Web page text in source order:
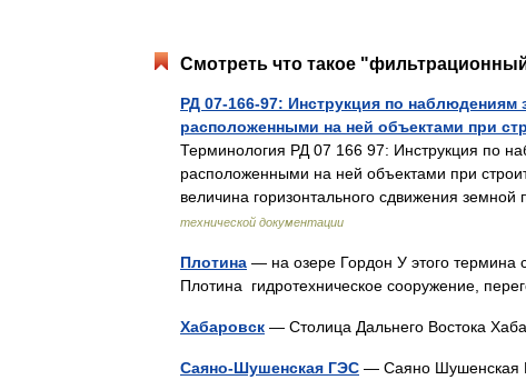
Смотреть что такое
РД 07-166-97: Инструкция по
расположенными на ней объектами при
Терминология РД 07 166 97: Инструкция по
расположенными на ней объектами при
величина горизонтального сдвижения
технической документации
Плотина — на озере Гордон У этого термина
Плотина гидротехническое сооружение,
Хабаровск — Столица Дальнего Востока
Саяно-Шушенская ГЭС — Саяно